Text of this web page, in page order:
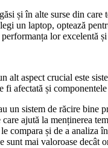
și în alte surse din
un laptop, optează
lor excelentă
aspect crucial este
fi afectată și
un sistem de răcire
ajută la menținerea
compara și de a
mai valoroase decât